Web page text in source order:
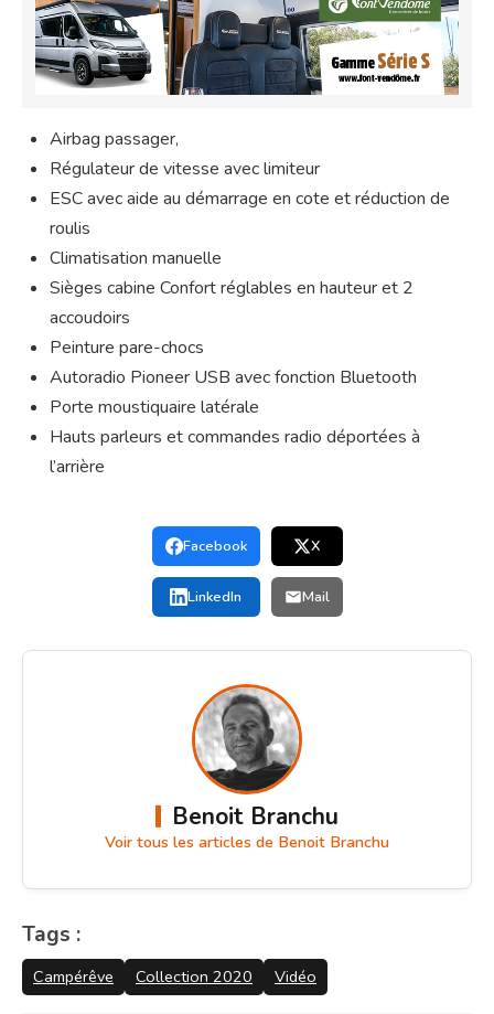
Airbag passager,
Régulateur de vitesse avec limiteur
ESC avec aide au démarrage en cote et réduction de
roulis
Climatisation manuelle
Sièges cabine Confort réglables en hauteur et 2
accoudoirs
Peinture pare-chocs
Autoradio Pioneer USB avec fonction Bluetooth
Porte moustiquaire latérale
Hauts parleurs et commandes radio déportées à
l’arrière
Facebook X
LinkedIn Mail
Benoit Branchu
Voir tous les articles de Benoit Branchu
Tags :
Campérêve Collection 2020 Vidéo